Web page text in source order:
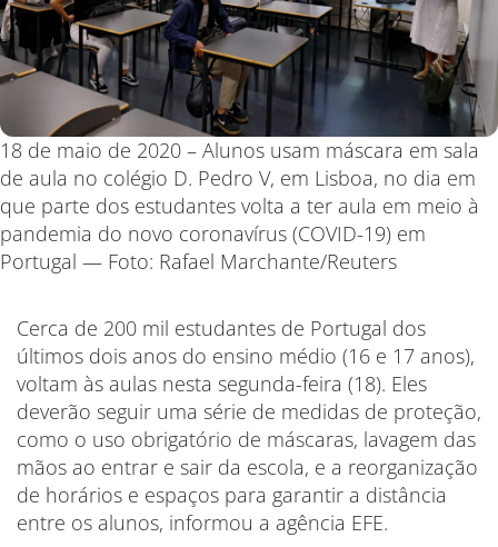
18 de maio de 2020 – Alunos usam máscara em sala
de aula no colégio D. Pedro V, em Lisboa, no dia em
que parte dos estudantes volta a ter aula em meio à
pandemia do novo coronavírus (COVID-19) em
Portugal — Foto: Rafael Marchante/Reuters
Cerca de 200 mil estudantes de Portugal dos
últimos dois anos do ensino médio (16 e 17 anos),
voltam às aulas nesta segunda-feira (18). Eles
deverão seguir uma série de medidas de proteção,
como o uso obrigatório de máscaras, lavagem das
mãos ao entrar e sair da escola, e a reorganização
de horários e espaços para garantir a distância
entre os alunos, informou a agência EFE.